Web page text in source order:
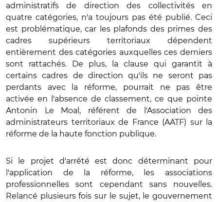
administratifs de direction des collectivités en
quatre catégories, n'a toujours pas été publié. Ceci
est problématique, car les plafonds des primes des
cadres supérieurs territoriaux dépendent
entièrement des catégories auxquelles ces derniers
sont rattachés. De plus, la clause qui garantit à
certains cadres de direction qu'ils ne seront pas
perdants avec la réforme, pourrait ne pas être
activée en l'absence de classement, ce que pointe
Antonin Le Moal, référent de l'Association des
administrateurs territoriaux de France (AATF) sur la
réforme de la haute fonction publique.
Si le projet d'arrêté est donc déterminant pour
l'application de la réforme, les associations
professionnelles sont cependant sans nouvelles.
Relancé plusieurs fois sur le sujet, le gouvernement